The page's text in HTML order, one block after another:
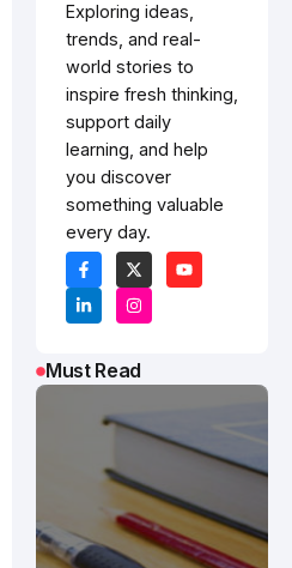
Exploring ideas,
trends, and real-
world stories to
inspire fresh thinking,
support daily
learning, and help
you discover
something valuable
every day.
Must Read